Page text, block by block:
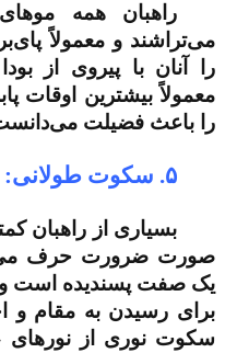
راهبان همه
می‌تراشند و معمولاً
را آنان با پیروی از
معمولاً بیشترین اوقات
را باعث فضیلت
۵. سکوت طولانی:
بسیاری از راهبان
صورت ضرورت حرف
یک صفت پسندیده است و
برای رسیدن به مقام و
سکوت نوری از نورهای